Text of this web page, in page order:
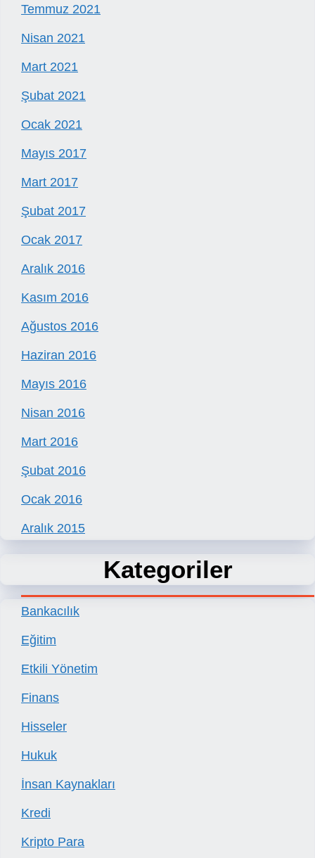
Temmuz 2021
Nisan 2021
Mart 2021
Şubat 2021
Ocak 2021
Mayıs 2017
Mart 2017
Şubat 2017
Ocak 2017
Aralık 2016
Kasım 2016
Ağustos 2016
Haziran 2016
Mayıs 2016
Nisan 2016
Mart 2016
Şubat 2016
Ocak 2016
Aralık 2015
Kategoriler
Bankacılık
Eğitim
Etkili Yönetim
Finans
Hisseler
Hukuk
İnsan Kaynakları
Kredi
Kripto Para